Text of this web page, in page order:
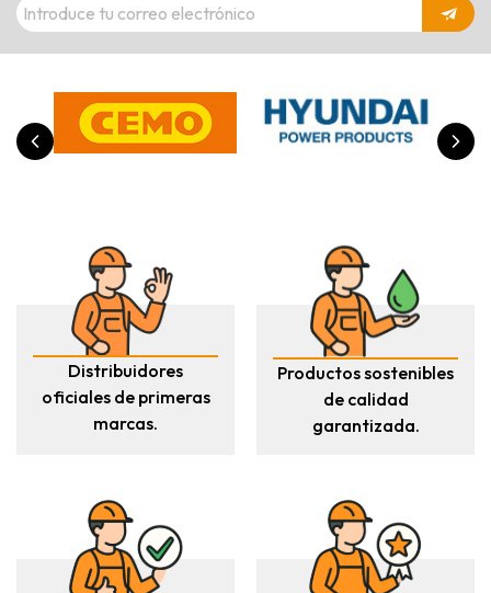
Distribuidores
oficiales de primeras
marcas.
Productos sostenibles
de calidad
garantizada.